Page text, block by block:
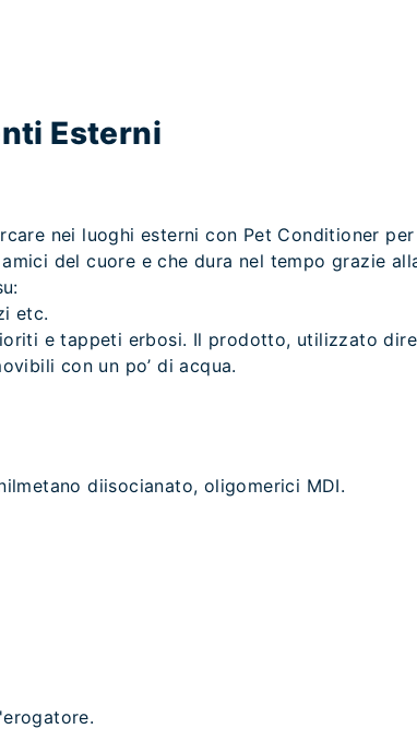
Esterni
nei luoghi esterni con Pet Conditioner
del cuore e che dura nel tempo grazie
etc.
e tappeti erbosi. Il prodotto, utilizzato
con un po’ di acqua.
diisocianato, oligomerici MDI.